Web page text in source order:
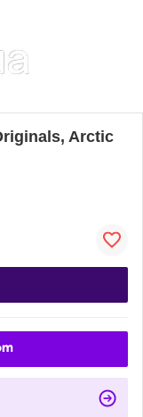
Arctic